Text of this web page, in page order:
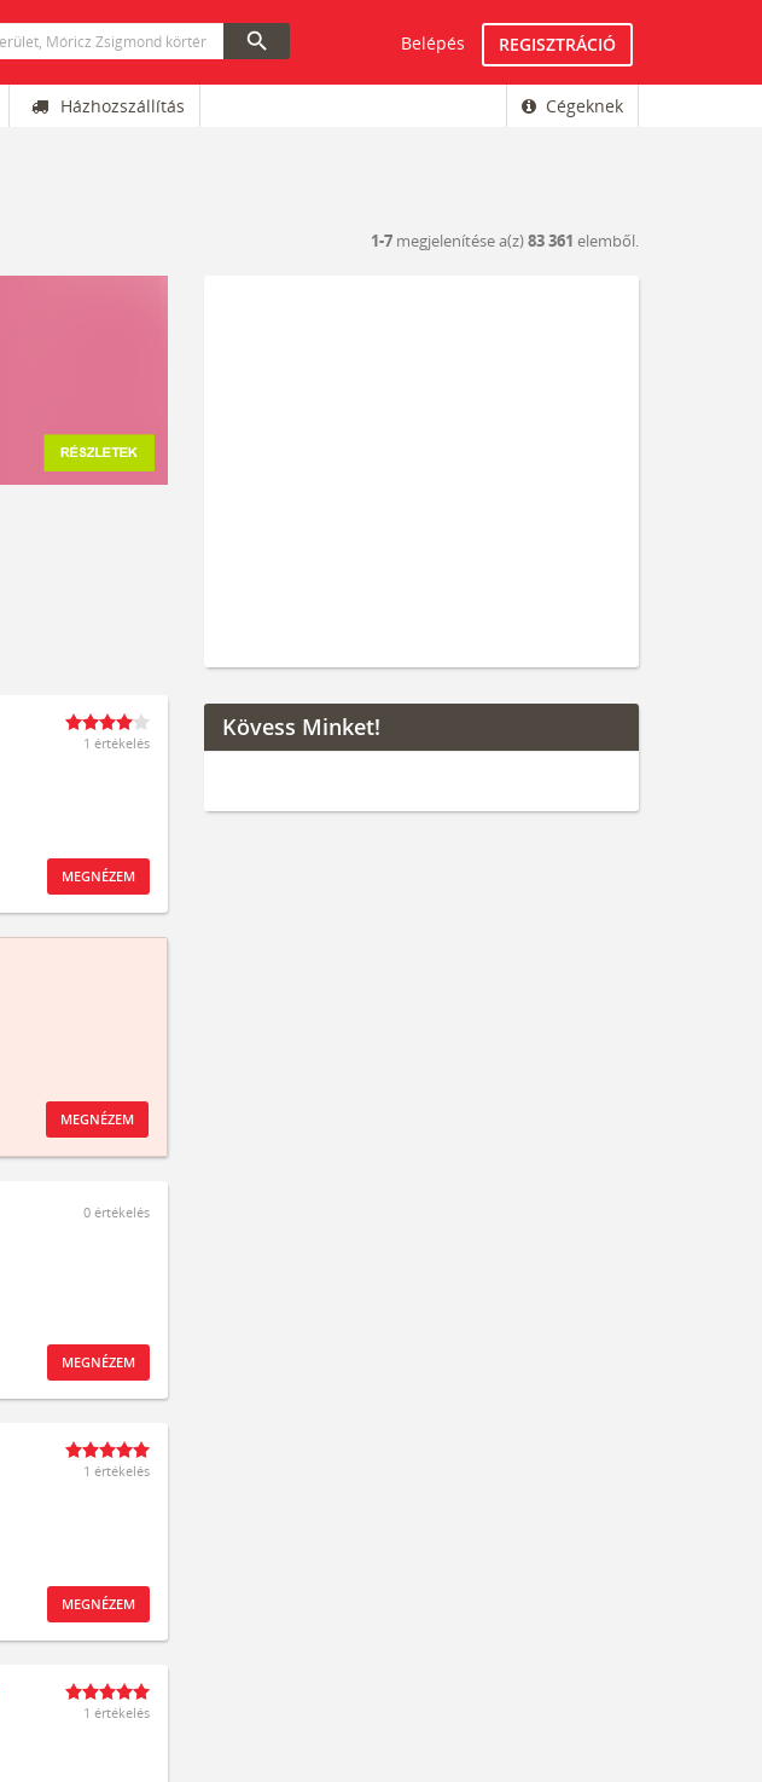
search Belépés REGISZTRÁCIÓ
Házhozszállítás Cégeknek
1-7 megjelenítése a(z)83 361 elemből.
1 értékelés
MEGNÉZEM
MEGNÉZEM
0 értékelés
MEGNÉZEM
1 értékelés
MEGNÉZEM
1 értékelés
Kövess Minket!